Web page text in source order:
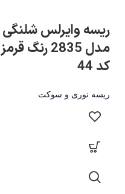
ریسه وایرلس شلنگی
مدل 2835 رنگ قرمز
کد 44
ریسه نوری و سوکت